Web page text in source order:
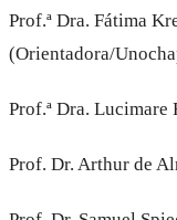
Prof.ª Dra. Fátima
(Orientadora/
Prof.ª Dra.
Prof. Dr. Arthur de